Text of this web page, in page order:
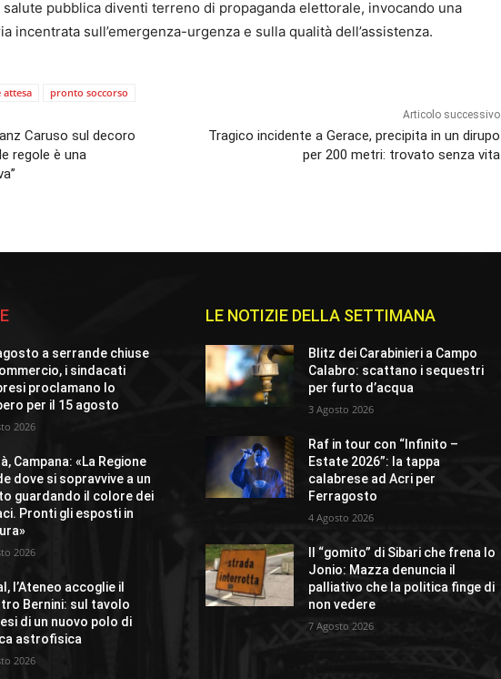
pubblica diventi terreno di propaganda elettorale, invocando una
incentrata sull’emergenza-urgenza e sulla qualità dell’assistenza.
attesa pronto soccorso
Caruso sul decoro
regole è una
Articolo successivo
Tragico incidente a Gerace, precipita in un dirupo
per 200 metri: trovato senza vita
a serrande chiuse
i sindacati
proclamano lo
per il 15 agosto
2026
Campana: «La Regione
dove si sopravvive a un
guardando il colore dei
Pronti gli esposti in
2026
l’Ateneo accoglie il
Bernini: sul tavolo
di un nuovo polo di
astrofisica
2026
LE NOTIZIE DELLA SETTIMANA
Blitz dei Carabinieri a Campo
Calabro: scattano i sequestri
per furto d’acqua
3 Agosto 2026
Raf in tour con “Infinito –
Estate 2026”: la tappa
calabrese ad Acri per
Ferragosto
4 Agosto 2026
Il “gomito” di Sibari che frena lo
Jonio: Mazza denuncia il
palliativo che la politica finge di
non vedere
7 Agosto 2026